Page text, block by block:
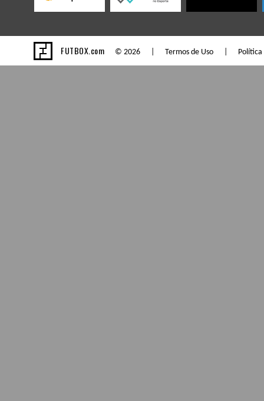
FUTBOX.com © 2026 | Termos de Uso Política